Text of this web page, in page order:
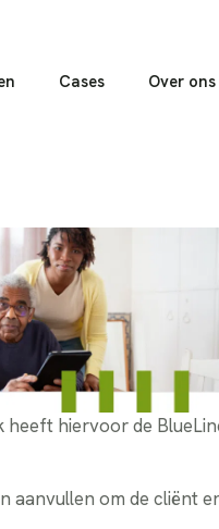
Cases Over ons
hiervoor de
aanvullen om de cliënt